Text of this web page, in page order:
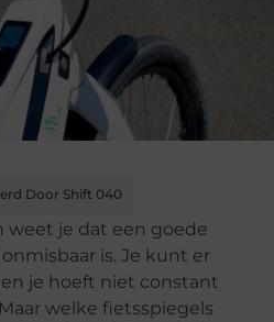
Door Shift 040
weet je dat een goede
is. Je kunt er
je hoeft niet constant
welke fietsspiegels